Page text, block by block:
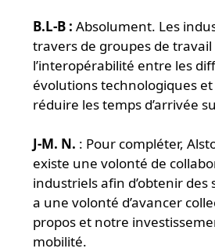
B.L-B : Absolument. Les
travers de groupes de
l’interopérabilité entre les
évolutions technologiques
réduire les temps d’arrivée
J-M. N. : Pour compléter,
existe une volonté de
industriels afin d’obtenir
a une volonté d’avancer
propos et notre
mobilité.